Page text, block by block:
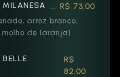
R$ 73,00
arroz branco,
de laranja)
R$
82,00